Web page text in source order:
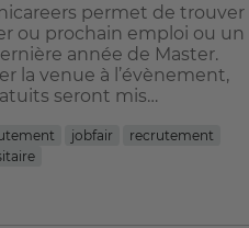
permet de trouver
ou prochain emploi ou un
année de Master.
la venue à l’évènement,
seront mis…
jobfair
recrutement